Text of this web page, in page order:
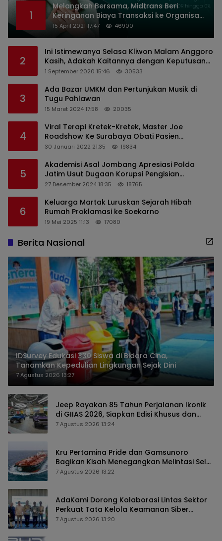
1
Melangkah Bersama, Midtrans Beri
Keringanan Biaya Transaksi ke Organisasi
Nirlaba Indonesia
15 April 2021 17:47 46900
2
Ini Istimewanya Selasa Kliwon Malam Anggoro
Kasih, Adakah Kaitannya dengan Keputusan
PDIP?
1 September 2020 15:46 30533
3
Ada Bazar UMKM dan Pertunjukan Musik di
Tugu Pahlawan
15 Maret 2024 17:58 20035
4
Viral Terapi Kretek-Kretek, Master Joe
Roadshow Ke Surabaya Obati Pasien
Sekaligus Edukasi Masyarakat
30 Januari 2022 21:35 19834
5
Akademisi Asal Jombang Apresiasi Polda
Jatim Usut Dugaan Korupsi Pengisian
Perangkat Desa di Kediri
27 Desember 2024 18:35 18765
6
Keluarga Martak Luruskan Sejarah Hibah
Rumah Proklamasi ke Soekarno
19 Mei 2025 11:13 17080
Berita Nasional
IDSurvey Edukasi 330 Siswa di Bidara Cina,
Tanamkan Kepedulian Lingkungan Sejak Dini
7 Agustus 2026 13:27
Jeep Rayakan 85 Tahun Perjalanan Ikonik
di GIIAS 2026, Siapkan Edisi Khusus dan
Perkuat Pengalaman Pelanggan
7 Agustus 2026 13:24
Kru Pertamina Pride dan Gamsunoro
Bagikan Kisah Menegangkan Melintasi Selat
Hormuz di Tengah Konflik
7 Agustus 2026 13:22
AdaKami Dorong Kolaborasi Lintas Sektor
Perkuat Tata Kelola Keamanan Siber
Berbasis AI
7 Agustus 2026 13:20